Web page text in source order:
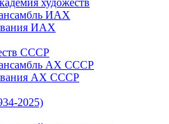
ИАХ
ИАХ
СССР
АХ СССР
АХ СССР
2025)